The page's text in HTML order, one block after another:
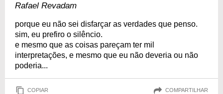
Rafael Revadam
porque eu não sei disfarçar as verdades que penso.
sim, eu prefiro o silêncio.
e mesmo que as coisas pareçam ter mil
interpretações, e mesmo que eu não deveria ou não
poderia...
COPIAR COMPARTILHAR